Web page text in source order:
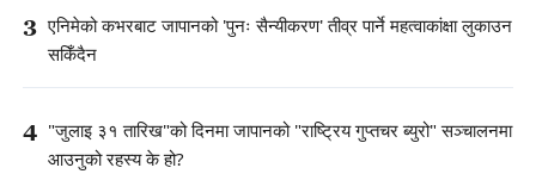
3 एनिमेको कभरबाट जापानको 'पुनः सैन्यीकरण' तीव्र पार्ने महत्वाकांक्षा लुकाउन
सकिँदैन
4 "जुलाइ ३१ तारिख"को दिनमा जापानको "राष्ट्रिय गुप्तचर ब्युरो" सञ्चालनमा
आउनुको रहस्य के हो?